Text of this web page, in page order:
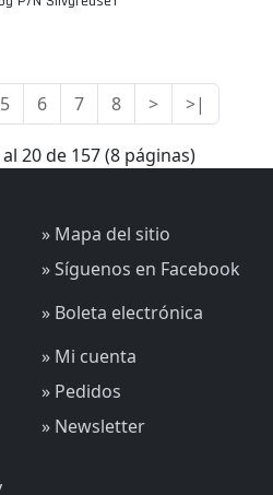
5 6 7 8 > >|
20 de 157 (8 páginas)
» Mapa del sitio
» Síguenos en Facebook
» Boleta electrónica
» Mi cuenta
» Pedidos
» Newsletter